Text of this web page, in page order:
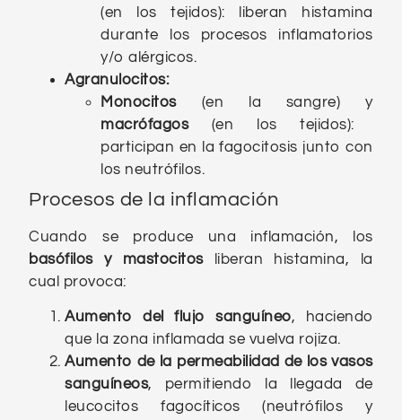
(en los tejidos): liberan histamina
durante los procesos inflamatorios
y/o alérgicos.
Agranulocitos:
Monocitos (en la sangre) y
macrófagos(en los tejidos):
participan en la fagocitosis junto con
los neutrófilos.
Procesos de la inflamación
Cuando se produce una inflamación, los
basófilos y mastocitosliberan histamina, la
cual provoca:
Aumento del flujo sanguíneo, haciendo
que la zona inflamada se vuelva rojiza.
Aumento de la permeabilidad de los vasos
sanguíneos, permitiendo la llegada de
leucocitos fagocíticos (neutrófilos y